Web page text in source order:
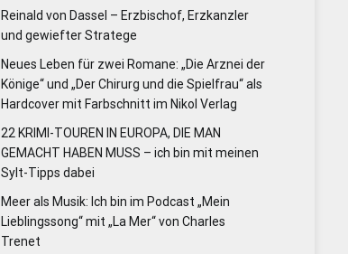
Reinald von Dassel – Erzbischof, Erzkanzler
und gewiefter Stratege
Neues Leben für zwei Romane: „Die Arznei der
Könige“ und „Der Chirurg und die Spielfrau“ als
Hardcover mit Farbschnitt im Nikol Verlag
22 KRIMI-TOUREN IN EUROPA, DIE MAN
GEMACHT HABEN MUSS – ich bin mit meinen
Sylt-Tipps dabei
Meer als Musik: Ich bin im Podcast „Mein
Lieblingssong“ mit „La Mer“ von Charles
Trenet